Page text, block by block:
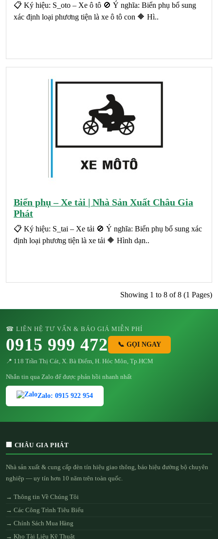
📋 Ký hiệu: S_oto – Xe ô tô 🚫 Ý nghĩa: Biển phụ bổ sung
xác định loại phương tiện là xe ô tô con 🔶 Hì..
Biển phụ – Xe tải | Nhà Sản Xuất Châu Gia
Phát
📋 Ký hiệu: S_tai – Xe tải 🚫 Ý nghĩa: Biển phụ bổ sung xác
định loại phương tiện là xe tải 🔶 Hình dạn..
Showing 1 to 8 of 8 (1 Pages)
☎ LIÊN HỆ TƯ VẤN & BÁO GIÁ MIỄN PHÍ
0915 999 472 📞 GỌI NGAY
📍 118 Trần Thị Cát, X. Bà Điểm, H. Hóc Môn, Tp.HCM
Nhắn tin qua Zalo để được phản hồi nhanh nhất
Zalo: 0915 922 954
🏢 CHÂU GIA PHÁT
Nhà sản xuất & cung cấp đèn tín hiệu giao thông, báo hiệu đường bộ chuyên
nghiệp — uy tín hơn 10 năm trên toàn quốc.
→ Thông tin Về Chúng Tôi
→ Các Công Trình Tiêu Biểu
→ Chính Sách Mua Hàng
→ Kho Tài Liệu Kỹ Thuật